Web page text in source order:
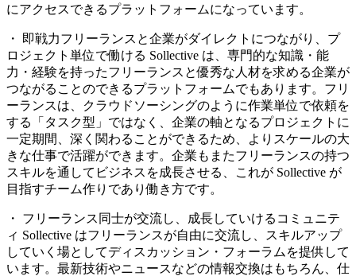
にアクセスできるプラットフォームになっています。
・ 即戦力フリーランスと企業がダイレクトにつながり、プ
ロジェクト単位で働ける Sollective は、専門的な知識・能
力・経験を持ったフリーランスと優秀な人材を求める企業が
つながることのできるプラットフォームでもあります。フリ
ーランスは、クラウドソーシングのように作業単位で依頼を
する「タスク型」ではなく、企業の軸となるプロジェクトに
一定期間、深く関わることができるため、よりスケールの大
きな仕事で活躍ができます。企業もまたフリーランスの持つ
スキルを通してビジネスを成長させる、これが Sollective が
目指すチーム作りであり働き方です。
・ フリーランス同士が交流し、成長していけるコミュニテ
ィ Sollective はフリーランスが自由に交流し、スキルアップ
していく場としてディスカッション・フォーラムを提供して
います。最新技術やニュースなどの情報交換はもちろん、仕